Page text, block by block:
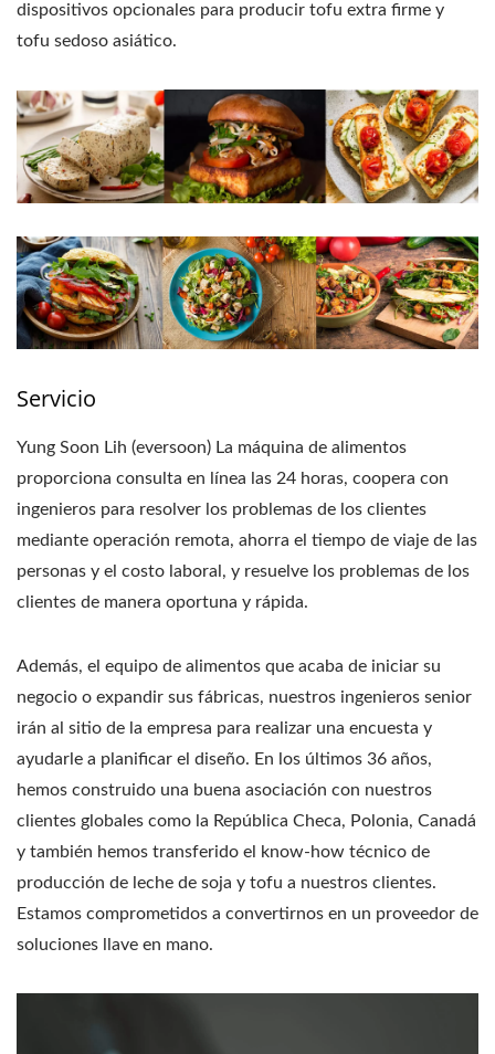
dispositivos opcionales para producir tofu extra firme y
tofu sedoso asiático.
Servicio
Yung Soon Lih (eversoon) La máquina de alimentos
proporciona consulta en línea las 24 horas, coopera con
ingenieros para resolver los problemas de los clientes
mediante operación remota, ahorra el tiempo de viaje de las
personas y el costo laboral, y resuelve los problemas de los
clientes de manera oportuna y rápida.
Además, el equipo de alimentos que acaba de iniciar su
negocio o expandir sus fábricas, nuestros ingenieros senior
irán al sitio de la empresa para realizar una encuesta y
ayudarle a planificar el diseño. En los últimos 36 años,
hemos construido una buena asociación con nuestros
clientes globales como la República Checa, Polonia, Canadá
y también hemos transferido el know-how técnico de
producción de leche de soja y tofu a nuestros clientes.
Estamos comprometidos a convertirnos en un proveedor de
soluciones llave en mano.